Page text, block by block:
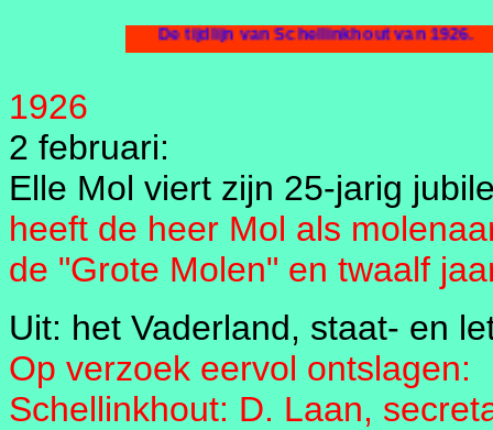
De tijdlijn van Schellinkhout van
1926
2 februari:
Elle Mol viert zijn 25-jarig
heeft de heer Mol als
de "Grote Molen" en twaalf
Uit: het Vaderland, staat- en
Op verzoek eervol ontslagen:
Schellinkhout: D. Laan,